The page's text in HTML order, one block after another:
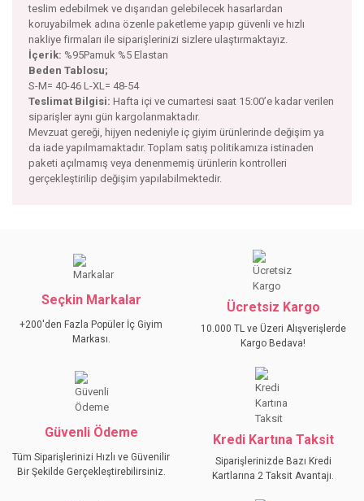
teslim edebilmek ve dışarıdan gelebilecek hasarlardan
koruyabilmek adına özenle paketleme yapıp güvenli ve hızlı
nakliye firmaları ile siparişlerinizi sizlere ulaştırmaktayız.
İçerik: %95Pamuk %5 Elastan
Beden Tablosu;
S-M= 40-46 L-XL= 48-54
Teslimat Bilgisi: Hafta içi ve cumartesi saat 15:00’e kadar verilen
siparişler aynı gün kargolanmaktadır.
Mevzuat gereği, hijyen nedeniyle iç giyim ürünlerinde değişim ya
da iade yapılmamaktadır. Toplam satış politikamıza istinaden
paketi açılmamış veya denenmemiş ürünlerin kontrolleri
gerçekleştirilip değişim yapılabilmektedir.
kullanarak tarafımıza iletebilirsiniz.
Görüş ve önerileriniz için teşekkür ederiz.
Ürün açıklamasında eksik bilgiler bulunuyor.
Ürün fiyatı diğer sitelerden daha pahalı.
Bu ürüne benzer farklı alternatifler olmalı.
Seçkin Markalar
+200'den Fazla Popüler İç Giyim
Markası.
Ücretsiz Kargo
10.000 TL ve Üzeri Alışverişlerde
Kargo Bedava!
Güvenli Ödeme
Tüm Siparişlerinizi Hızlı ve Güvenilir
Bir Şekilde Gerçekleştirebilirsiniz.
Kredi Kartına Taksit
Siparişlerinizde Bazı Kredi
Kartlarına 2 Taksit Avantajı.